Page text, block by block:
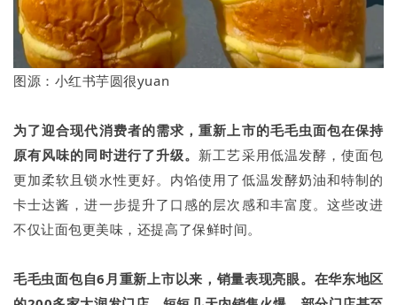
图源：小红书芋圆很yuan
为了迎合现代消费者的需求，重新上市的毛毛虫面包在保持
原有风味的同时进行了升级。 新工艺采用低温发酵，使面包
更加柔软且锁水性更好。内馅使用了低温发酵奶油和特制的
卡士达酱，进一步提升了口感的层次感和丰富度。这些改进
不仅让面包更美味，还提高了保鲜时间。
毛毛虫面包自6月重新上市以来，销量表现亮眼。在华东地区